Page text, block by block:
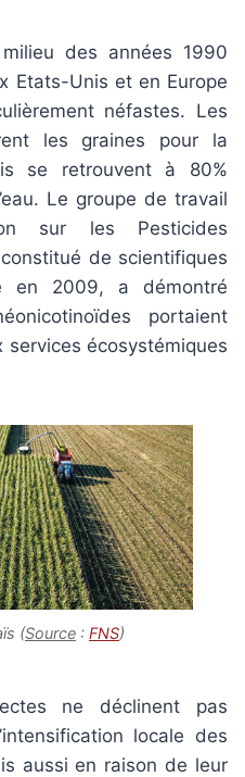
des années 1990
Etats-Unis et en Europe
néfastes. Les
les graines pour la
se retrouvent à 80%
Le groupe de travail
sur les Pesticides
de scientifiques
en 2009, a démontré
portaient
écosystémiques
(Source : FNS)
ne déclinent pas
locale des
aussi en raison de leur